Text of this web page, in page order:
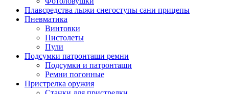
Плавсредства лыжи снегоступы сани прицепы
Пневматика
Винтовки
Пистолеты
Пули
Подсумки патронташи ремни
Подсумки и патронташи
Ремни погонные
Пристрелка оружия